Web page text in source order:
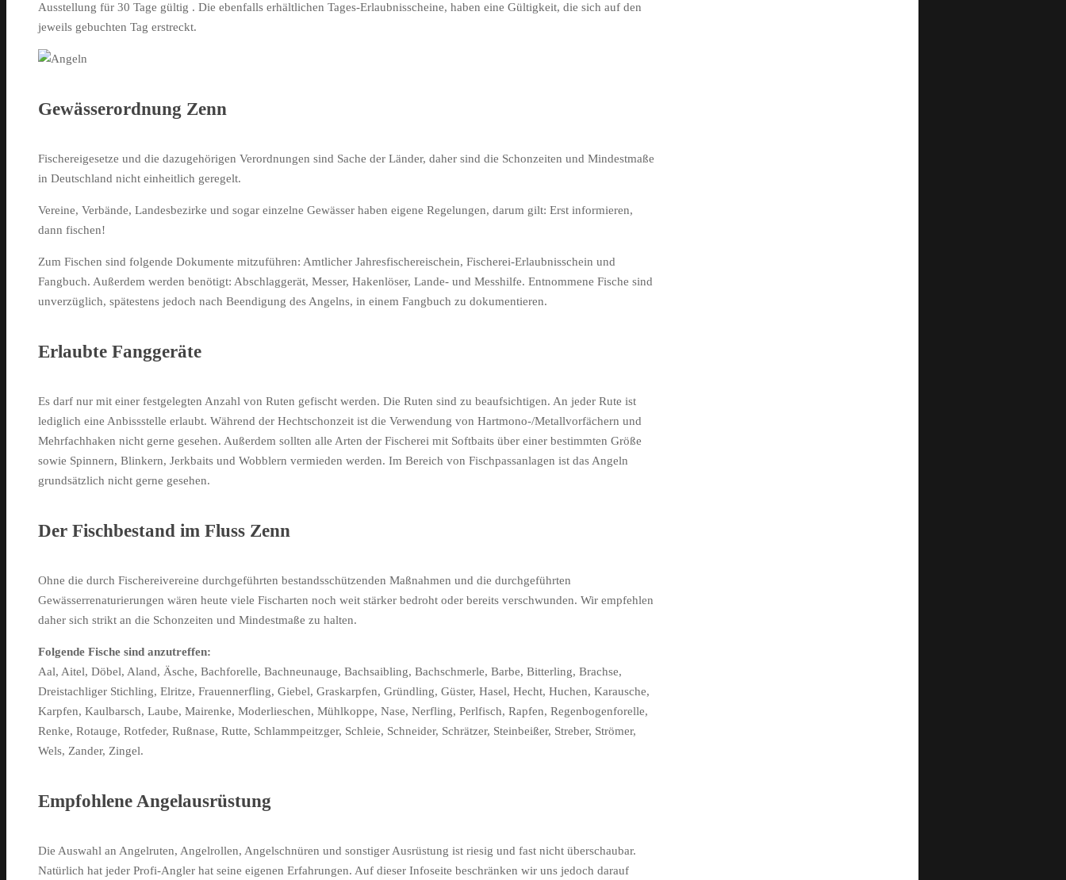
Ausstellung für 30 Tage gültig . Die ebenfalls erhältlichen Tages-Erlaubnisscheine, haben eine Gültigkeit, die sich auf den
jeweils gebuchten Tag erstreckt.
Gewässerordnung Zenn
Fischereigesetze und die dazugehörigen Verordnungen sind Sache der Länder, daher sind die Schonzeiten und Mindestmaße
in Deutschland nicht einheitlich geregelt.
Vereine, Verbände, Landesbezirke und sogar einzelne Gewässer haben eigene Regelungen, darum gilt: Erst informieren,
dann fischen!
Zum Fischen sind folgende Dokumente mitzuführen: Amtlicher Jahresfischereischein, Fischerei-Erlaubnisschein und
Fangbuch. Außerdem werden benötigt: Abschlaggerät, Messer, Hakenlöser, Lande- und Messhilfe. Entnommene Fische sind
unverzüglich, spätestens jedoch nach Beendigung des Angelns, in einem Fangbuch zu dokumentieren.
Erlaubte Fanggeräte
Es darf nur mit einer festgelegten Anzahl von Ruten gefischt werden. Die Ruten sind zu beaufsichtigen. An jeder Rute ist
lediglich eine Anbissstelle erlaubt. Während der Hechtschonzeit ist die Verwendung von Hartmono-/Metallvorfächern und
Mehrfachhaken nicht gerne gesehen. Außerdem sollten alle Arten der Fischerei mit Softbaits über einer bestimmten Größe
sowie Spinnern, Blinkern, Jerkbaits und Wobblern vermieden werden. Im Bereich von Fischpassanlagen ist das Angeln
grundsätzlich nicht gerne gesehen.
Der Fischbestand im Fluss Zenn
Ohne die durch Fischereivereine durchgeführten bestandsschützenden Maßnahmen und die durchgeführten
Gewässerrenaturierungen wären heute viele Fischarten noch weit stärker bedroht oder bereits verschwunden. Wir empfehlen
daher sich strikt an die Schonzeiten und Mindestmaße zu halten.
Folgende Fische sind anzutreffen:
Aal, Aitel, Döbel, Aland, Äsche, Bachforelle, Bachneunauge, Bachsaibling, Bachschmerle, Barbe, Bitterling, Brachse,
Dreistachliger Stichling, Elritze, Frauennerfling, Giebel, Graskarpfen, Gründling, Güster, Hasel, Hecht, Huchen, Karausche,
Karpfen, Kaulbarsch, Laube, Mairenke, Moderlieschen, Mühlkoppe, Nase, Nerfling, Perlfisch, Rapfen, Regenbogenforelle,
Renke, Rotauge, Rotfeder, Rußnase, Rutte, Schlammpeitzger, Schleie, Schneider, Schrätzer, Steinbeißer, Streber, Strömer,
Wels, Zander, Zingel.
Empfohlene Angelausrüstung
Die Auswahl an Angelruten, Angelrollen, Angelschnüren und sonstiger Ausrüstung ist riesig und fast nicht überschaubar.
Natürlich hat jeder Profi-Angler hat seine eigenen Erfahrungen. Auf dieser Infoseite beschränken wir uns jedoch darauf